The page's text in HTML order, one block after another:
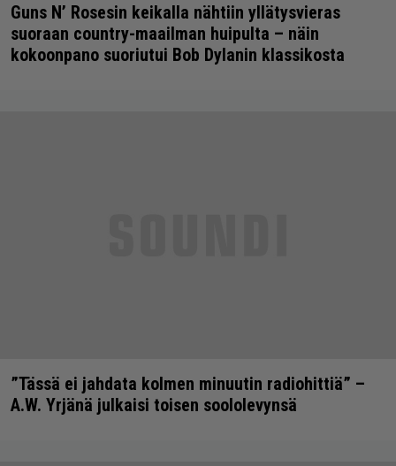
Guns N’ Rosesin keikalla nähtiin yllätysvieras
suoraan country-maailman huipulta – näin
kokoonpano suoriutui Bob Dylanin klassikosta
”Tässä ei jahdata kolmen minuutin radiohittiä” –
A.W. Yrjänä julkaisi toisen soololevynsä